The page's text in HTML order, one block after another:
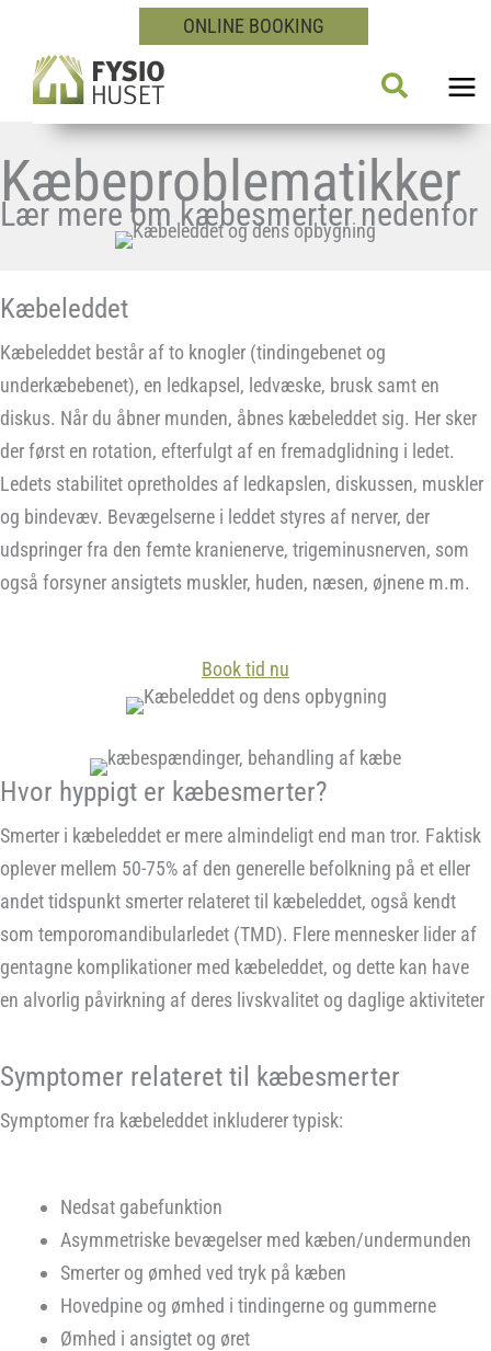
indholdet
ONLINE BOOKING
Søg
Kæbeproblematikker
Lær mere om kæbesmerter nedenfor
Kæbeleddet
Kæbeleddet består af to knogler (tindingebenet og
underkæbebenet), en ledkapsel, ledvæske, brusk samt en
diskus. Når du åbner munden, åbnes kæbeleddet sig. Her sker
der først en rotation, efterfulgt af en fremadglidning i ledet.
Ledets stabilitet opretholdes af ledkapslen, diskussen, muskler
og bindevæv. Bevægelserne i leddet styres af nerver, der
udspringer fra den femte kranienerve, trigeminusnerven, som
også forsyner ansigtets muskler, huden, næsen, øjnene m.m.
Book tid nu
Hvor hyppigt er kæbesmerter?
Smerter i kæbeleddet er mere almindeligt end man tror. Faktisk
oplever mellem 50-75% af den generelle befolkning på et eller
andet tidspunkt smerter relateret til kæbeleddet, også kendt
som temporomandibularledet (TMD). Flere mennesker lider af
gentagne komplikationer med kæbeleddet, og dette kan have
en alvorlig påvirkning af deres livskvalitet og daglige aktiviteter
Symptomer relateret til kæbesmerter
Symptomer fra kæbeleddet inkluderer typisk:
Nedsat gabefunktion
Asymmetriske bevægelser med kæben/undermunden
Smerter og ømhed ved tryk på kæben
Hovedpine og ømhed i tindingerne og gummerne
Ømhed i ansigtet og øret